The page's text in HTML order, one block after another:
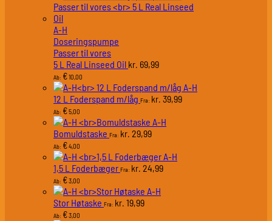
A-H
Doseringspumpe
Passer til vores
5 L Real Linseed Oil kr. 69,99
Ab: €10,00
A-H
12 L Foderspand m/låg Fra: kr. 39,99
Ab: €5,00
A-H
Bomuldstaske Fra: kr. 29,99
Ab: €4,00
A-H
1,5 L Foderbæger Fra: kr. 24,99
Ab: €3,00
A-H
Stor Høtaske Fra: kr. 19,99
Ab: €3,00